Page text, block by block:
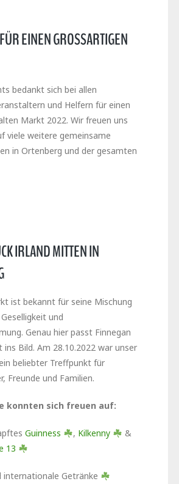
EINEN GROSSARTIGEN F
bedankt sich bei allen
und Helfern für einen
Markt 2022. Wir freuen uns
viele weitere gemeinsame
in Ortenberg und der gesamten
IRLAND MITTEN IN
ist bekannt für seine Mischung
und
Genau hier passt Finnegan
ins Bild. Am 28.10.2022 war unser
beliebter Treffpunkt für
Freunde und Familien.
konnten sich freuen auf:
Guinness , Kilkenny
&
13
internationale Getränke